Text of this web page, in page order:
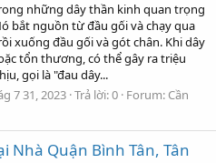
những dây thần kinh quan trọng
bắt nguồn từ đầu gối và chạy qua
xuống đầu gối và gót chân. Khi dây
tổn thương, có thể gây ra triệu
gọi là "đau dây...
7 31, 2023 Trả lời: 0 Forum: Cần
Nhà Quận Bình Tân, Tân